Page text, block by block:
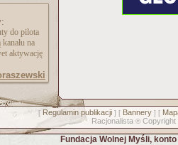
do pilota
na
aktywację
[ Regulamin publikacji] [ Bannery] [
Racjonalista © Copyright
Fundacja Wolnej Myśli,